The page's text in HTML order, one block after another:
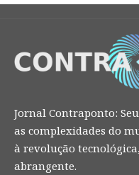
Jornal Contraponto:
as complexidades do
à revolução
abrangente.